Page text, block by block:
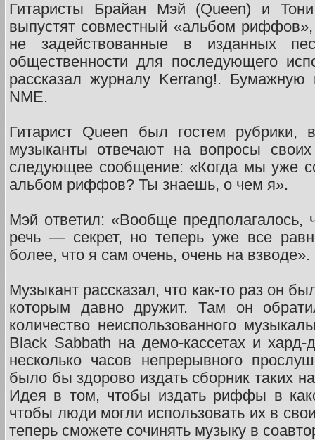
Гитаристы Брайан Мэй (Queen) и
выпустят совместный «альбом
не задействованные в изданных
общественности для последующего
рассказал журналу Kerrang!. Бумажную
NME.
Гитарист Queen был гостем рубрики,
музыканты отвечают на вопросы
следующее сообщение: «Когда мы уже
альбом риффов? Ты знаешь, о чем я».
Мэй ответил: «Вообще предполагалось,
речь — секрет, но теперь уже все
более, что я сам очень, очень на взводе».
Музыкант рассказал, что как-то раз он
которым давно дружит. Там он
количество неиспользованного
Black Sabbath на демо-кассетах и хард-
несколько часов непрерывного
было бы здорово издать сборник таких
Идея в том, чтобы издать риффы в
чтобы люди могли использовать их в
теперь сможете сочинять музыку в